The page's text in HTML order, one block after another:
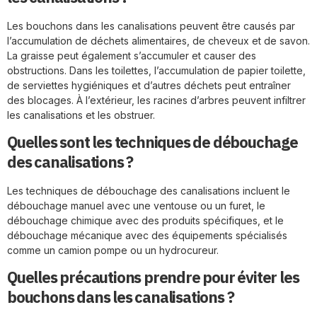
Les bouchons dans les canalisations peuvent être causés par
l’accumulation de déchets alimentaires, de cheveux et de savon.
La graisse peut également s’accumuler et causer des
obstructions. Dans les toilettes, l’accumulation de papier toilette,
de serviettes hygiéniques et d’autres déchets peut entraîner
des blocages. À l’extérieur, les racines d’arbres peuvent infiltrer
les canalisations et les obstruer.
Quelles sont les techniques de débouchage
des canalisations ?
Les techniques de débouchage des canalisations incluent le
débouchage manuel avec une ventouse ou un furet, le
débouchage chimique avec des produits spécifiques, et le
débouchage mécanique avec des équipements spécialisés
comme un camion pompe ou un hydrocureur.
Quelles précautions prendre pour éviter les
bouchons dans les canalisations ?